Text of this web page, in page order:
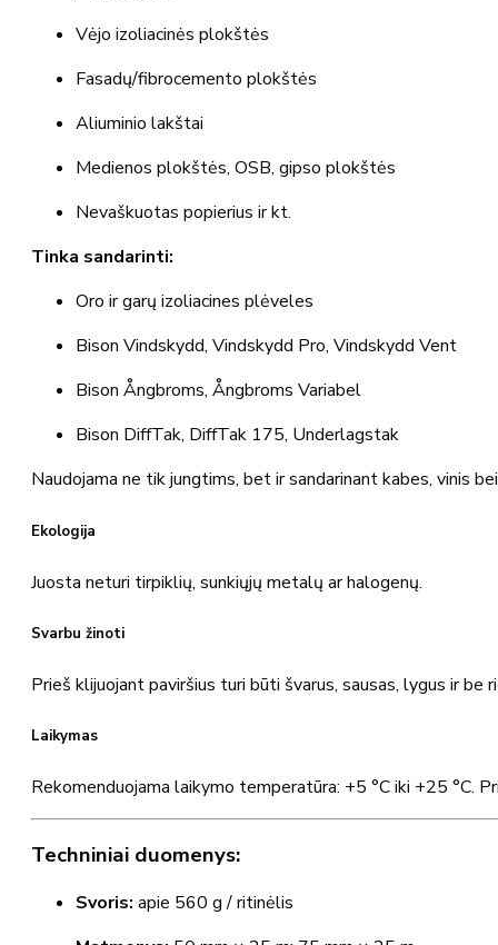
Vėjo izoliacinės plokštės
Fasadų/fibrocemento plokštės
Aliuminio lakštai
Medienos plokštės, OSB, gipso plokštės
Nevaškuotas popierius ir kt.
Tinka sandarinti:
Oro ir garų izoliacines plėveles
Bison Vindskydd, Vindskydd Pro, Vindskydd Vent
Bison Ångbroms, Ångbroms Variabel
Bison DiffTak, DiffTak 175, Underlagstak
Naudojama ne tik jungtims, bet ir sandarinant kabes, vinis
Ekologija
Juosta neturi tirpiklių, sunkiųjų metalų ar halogenų.
Svarbu žinoti
Prieš klijuojant paviršius turi būti švarus, sausas, lygus ir
Laikymas
Rekomenduojama laikymo temperatūra: +5 °C iki +25 °C.
Techniniai duomenys:
Svoris: apie 560 g / ritinėlis